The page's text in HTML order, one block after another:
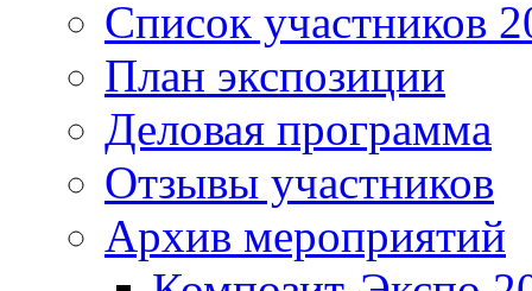
Список участников
План экспозиции
Деловая программа
Отзывы участников
Архив мероприятий